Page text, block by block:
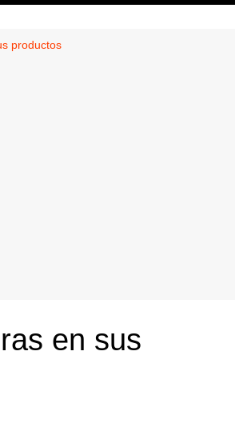
productos
en sus